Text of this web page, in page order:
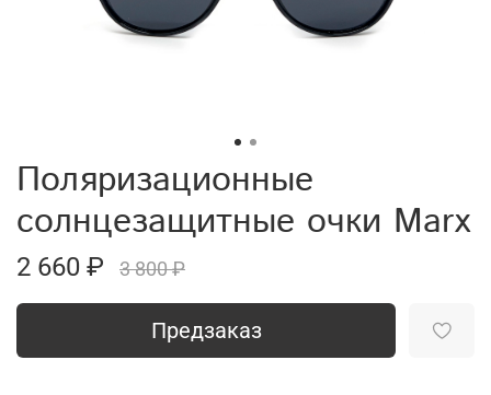
Поляризационные
солнцезащитные очки Marx
2 660 ₽ 3 800 ₽
Предзаказ